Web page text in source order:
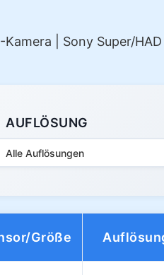
Kamera | Sony Super/
AUFLÖSUNG
Alle Auflösungen
Größe